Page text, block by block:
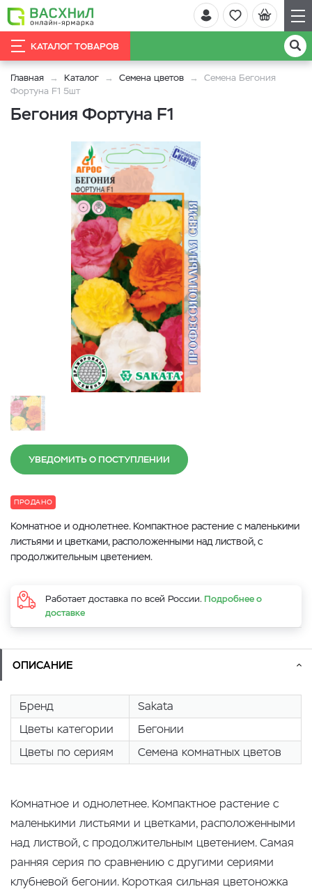
КАТАЛОГ ТОВАРОВ
Главная Каталог Семена цветов
Семена Бегония
Фортуна F1 5шт
Бегония Фортуна F1
УВЕДОМИТЬ О ПОСТУПЛЕНИИ
ПРОДАНО
Комнатное и однолетнее. Компактное растение с маленькими
листьями и цветками, расположенными над листвой, с
продолжительным цветением.
Работает доставка по всей России. Подробнее о
доставке
ОПИСАНИЕ
Бренд
Sakata
Цветы категории
Бегонии
Цветы по сериям
Семена комнатных цветов
Комнатное и однолетнее. Компактное растение с
маленькими листьями и цветками, расположенными
над листвой, с продолжительным цветением. Самая
ранняя серия по сравнению с другими сериями
клубневой бегонии. Короткая сильная цветоножка